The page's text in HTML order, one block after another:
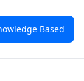
Based